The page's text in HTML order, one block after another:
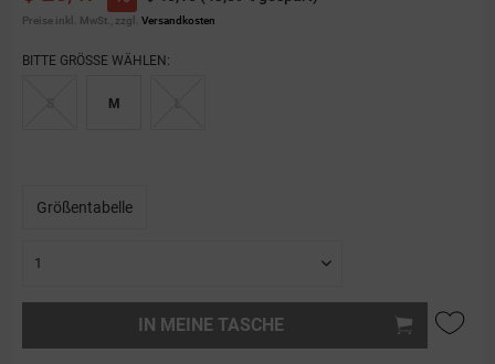
Preise inkl. MwSt., zzgl. Versandkosten
BITTE GRÖSSE WÄHLEN:
M
Größentabelle
IN MEINE TASCHE